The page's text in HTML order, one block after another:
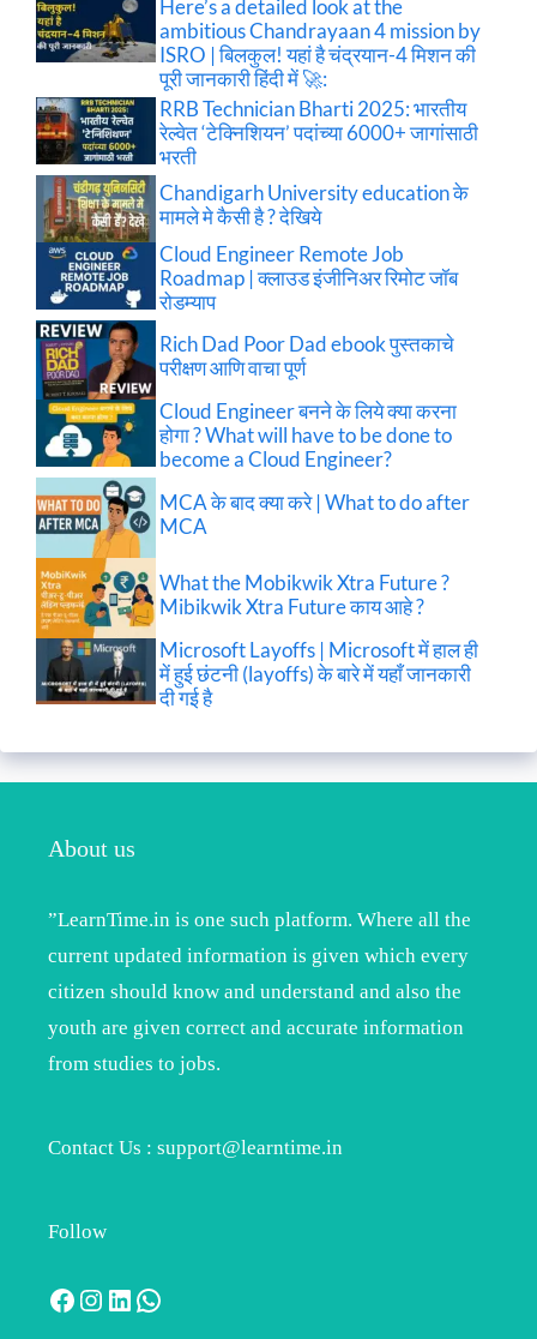
Here’s a detailed look at the
ambitious Chandrayaan 4 mission by
ISRO | बिलकुल! यहां है चंद्रयान-4 मिशन की
पूरी जानकारी हिंदी में 🚀:
RRB Technician Bharti 2025: भारतीय
रेल्वेत ‘टेक्निशियन’ पदांच्या 6000+ जागांसाठी
भरती
Chandigarh University education के
मामले मे कैसी है ? देखिये
Cloud Engineer Remote Job
Roadmap | क्लाउड इंजीनिअर रिमोट जॉब
रोडम्याप
Rich Dad Poor Dad ebook पुस्तकाचे
परीक्षण आणि वाचा पूर्ण
Cloud Engineer बनने के लिये क्या करना
होगा ? What will have to be done to
become a Cloud Engineer?
MCA के बाद क्या करे | What to do after
MCA
What the Mobikwik Xtra Future ?
Mibikwik Xtra Future काय आहे ?
Microsoft Layoffs | Microsoft में हाल ही
में हुई छंटनी (layoffs) के बारे में यहाँ जानकारी
दी गई है
About us
”LearnTime.in is one such platform. Where all the
current updated information is given which every
citizen should know and understand and also the
youth are given correct and accurate information
from studies to jobs.
Contact Us : support@learntime.in
Follow
Facebook
Instagram
LinkedIn
WhatsApp